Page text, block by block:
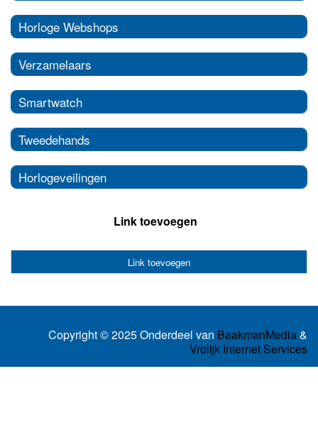
Horloge Webshops
Verzamelaars
Smartwatch
Tweedehands
Horlogeveilingen
Link toevoegen
Link toevoegen
Copyright © 2025 Onderdeel van BaakmanMedia&
Vrolijk Internet Services